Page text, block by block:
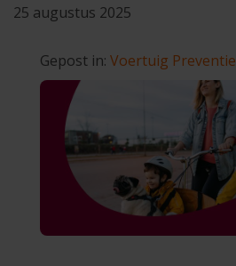
25 augustus 2025
Gepost in: Voertuig Preventie